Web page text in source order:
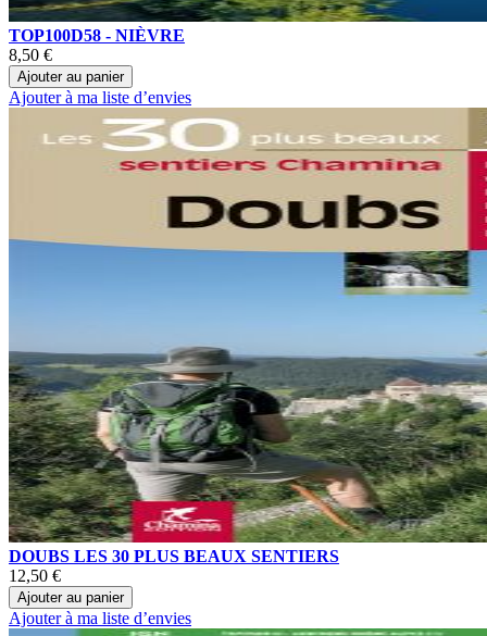
TOP100D58 - NIÈVRE
8,50 €
Ajouter au panier
Ajouter à ma liste d’envies
DOUBS LES 30 PLUS BEAUX SENTIERS
12,50 €
Ajouter au panier
Ajouter à ma liste d’envies